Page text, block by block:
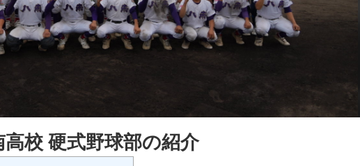
校 硬式野球部の紹介